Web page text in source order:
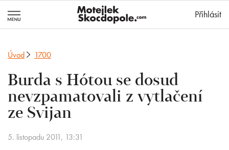
Přihlásit
Úvod 1700
Burda s Hótou se dosud
nevzpamatovali z vytlačení
ze Svijan
5. listopadu 2011, 13:31